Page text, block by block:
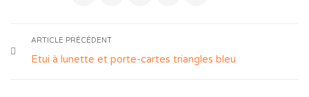
ARTICLE PRÉCÉDENT
Etui à lunette et porte-cartes triangles bleu